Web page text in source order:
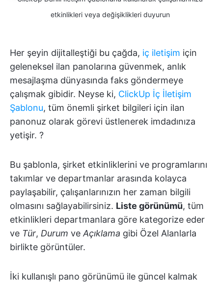
etkinlikleri veya değişiklikleri duyurun
Her şeyin dijitalleştiği bu çağda, iç iletişim için
geleneksel ilan panolarına güvenmek, anlık
mesajlaşma dünyasında faks göndermeye
çalışmak gibidir. Neyse ki, ClickUp İç İletişim
Şablonu, tüm önemli şirket bilgileri için ilan
panonuz olarak görevi üstlenerek imdadınıza
yetişir. ?
Bu şablonla, şirket etkinliklerini ve programlarını
takımlar ve departmanlar arasında kolayca
paylaşabilir, çalışanlarınızın her zaman bilgili
olmasını sağlayabilirsiniz. Liste görünümü, tüm
etkinlikleri departmanlara göre kategorize eder
ve Tür, Durum ve Açıklama gibi Özel Alanlarla
birlikte görüntüler.
İki kullanışlı pano görünümü ile güncel kalmak